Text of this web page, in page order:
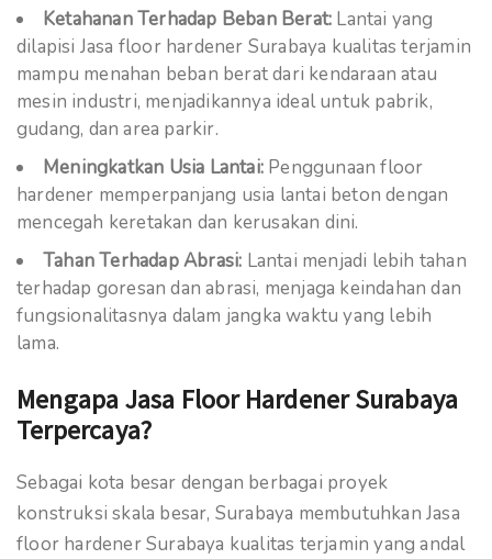
Ketahanan Terhadap Beban Berat: Lantai yang
dilapisi Jasa floor hardener Surabaya kualitas terjamin
mampu menahan beban berat dari kendaraan atau
mesin industri, menjadikannya ideal untuk pabrik,
gudang, dan area parkir.
Meningkatkan Usia Lantai: Penggunaan floor
hardener memperpanjang usia lantai beton dengan
mencegah keretakan dan kerusakan dini.
Tahan Terhadap Abrasi: Lantai menjadi lebih tahan
terhadap goresan dan abrasi, menjaga keindahan dan
fungsionalitasnya dalam jangka waktu yang lebih
lama.
Mengapa Jasa Floor Hardener Surabaya
Terpercaya?
Sebagai kota besar dengan berbagai proyek
konstruksi skala besar, Surabaya membutuhkan Jasa
floor hardener Surabaya kualitas terjamin yang andal